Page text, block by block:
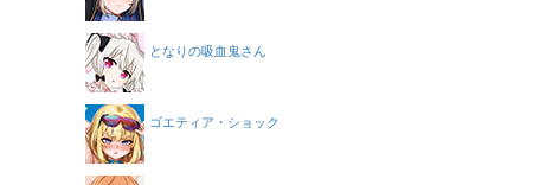
となりの吸血鬼さん
ゴエティア・ショック